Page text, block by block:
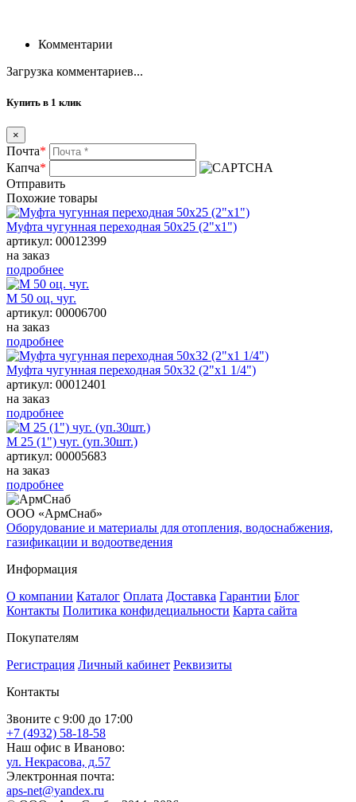
Комментарии
Загрузка комментариев...
Купить в 1 клик
×
Почта*
Капча*
Отправить
Похожие товары
Муфта чугунная переходная 50х25 (2"х1")
артикул: 00012399
на заказ
подробнее
М 50 оц. чуг.
артикул: 00006700
на заказ
подробнее
Муфта чугунная переходная 50х32 (2"х1 1/4")
артикул: 00012401
на заказ
подробнее
М 25 (1") чуг. (уп.30шт.)
артикул: 00005683
на заказ
подробнее
ООО «АрмСнаб»
Оборудование и материалы для отопления, водоснабжения,
газификации и водоотведения
Информация
О компании Каталог Оплата Доставка Гарантии Блог
Контакты Политика конфидециальности Карта сайта
Покупателям
Регистрация Личный кабинет Реквизиты
Контакты
Звоните с 9:00 до 17:00
+7 (4932) 58-18-58
Наш офис в Иваново:
ул. Некрасова, д.57
Электронная почта:
aps-net@yandex.ru